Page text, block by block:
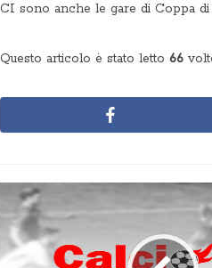
CI sono anche le gare di Coppa di
Questo articolo è stato letto 66